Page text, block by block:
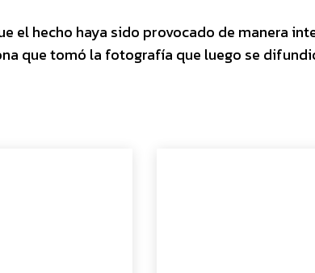
el hecho haya sido provocado de manera
que tomó la fotografía que luego se